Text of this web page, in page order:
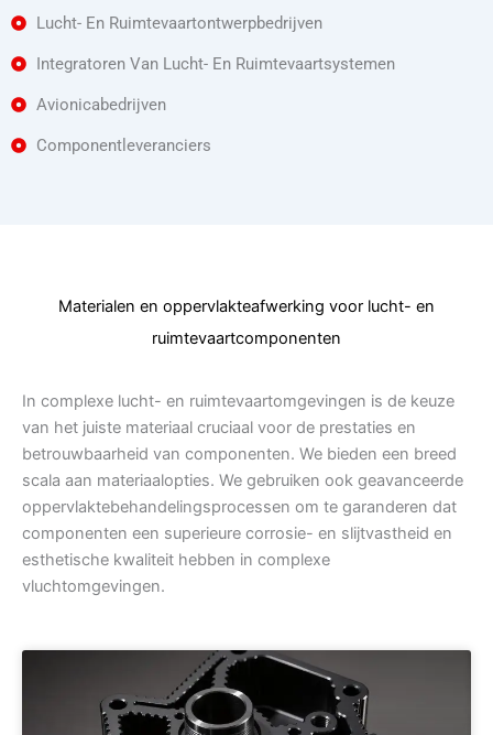
Lucht- En Ruimtevaartontwerpbedrijven
Integratoren Van Lucht- En Ruimtevaartsystemen
Avionicabedrijven
Componentleveranciers
Materialen en oppervlakteafwerking voor lucht- en
ruimtevaartcomponenten
In complexe lucht- en ruimtevaartomgevingen is de keuze
van het juiste materiaal cruciaal voor de prestaties en
betrouwbaarheid van componenten. We bieden een breed
scala aan materiaalopties. We gebruiken ook geavanceerde
oppervlaktebehandelingsprocessen om te garanderen dat
componenten een superieure corrosie- en slijtvastheid en
esthetische kwaliteit hebben in complexe
vluchtomgevingen.